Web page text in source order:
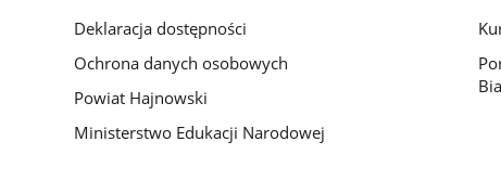
Deklaracja dostępności
Ochrona danych osobowych
Powiat Hajnowski
Ministerstwo Edukacji Narodowej